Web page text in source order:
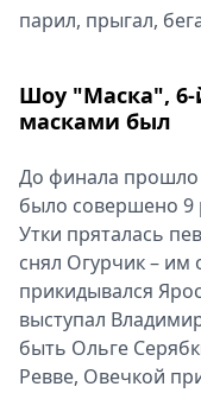
парил, прыгал,
Шоу "Маска", 6-
масками был
До финала прошло
было совершено
Утки пряталась
снял Огурчик – им
прикидывался
выступал
быть Ольге
Ревве, Овечкой